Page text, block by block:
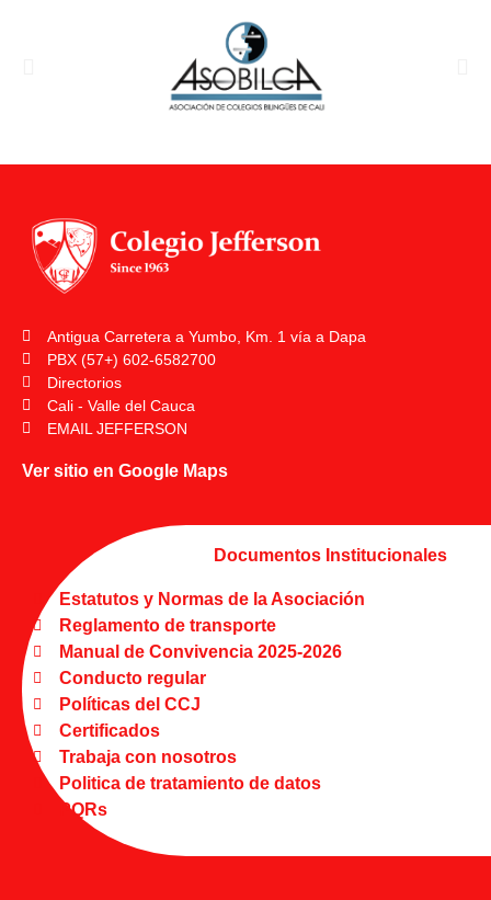
Antigua Carretera a Yumbo, Km. 1 vía a Dapa
PBX (57+) 602-6582700
Directorios
Cali - Valle del Cauca
EMAIL JEFFERSON
Ver sitio en Google Maps
Documentos Institucionales
Estatutos y Normas de la Asociación
Reglamento de transporte
Manual de Convivencia 2025-2026
Conducto regular
Políticas del CCJ
Certificados
Trabaja con nosotros
Politica de tratamiento de datos
PQRs